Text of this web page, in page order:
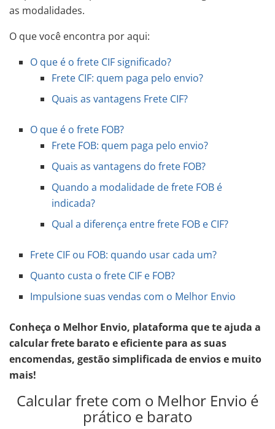
as modalidades.
O que você encontra por aqui:
O que é o frete CIF significado?
Frete CIF: quem paga pelo envio?
Quais as vantagens Frete CIF?
O que é o frete FOB?
Frete FOB: quem paga pelo envio?
Quais as vantagens do frete FOB?
Quando a modalidade de frete FOB é
indicada?
Qual a diferença entre frete FOB e CIF?
Frete CIF ou FOB: quando usar cada um?
Quanto custa o frete CIF e FOB?
Impulsione suas vendas com o Melhor Envio
Conheça o Melhor Envio, plataforma que te ajuda a
calcular frete barato e eficiente para as suas
encomendas, gestão simplificada de envios e muito
mais!
Calcular frete com o Melhor Envio é
prático e barato